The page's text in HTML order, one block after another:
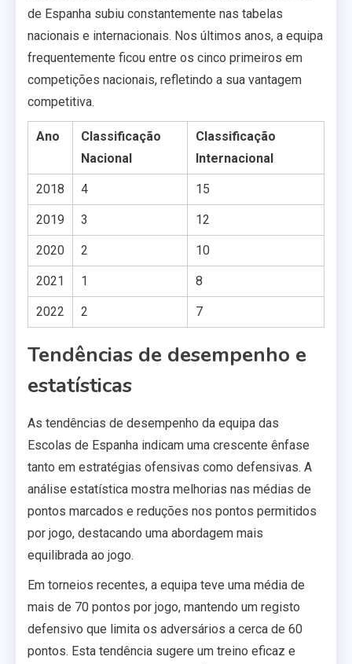
de Espanha subiu constantemente nas tabelas
nacionais e internacionais. Nos últimos anos, a equipa
frequentemente ficou entre os cinco primeiros em
competições nacionais, refletindo a sua vantagem
competitiva.
Ano
Classificação
Nacional
Classificação
Internacional
2018 4 15
2019 3 12
2020 2 10
2021 1 8
2022 2 7
Tendências de desempenho e
estatísticas
As tendências de desempenho da equipa das
Escolas de Espanha indicam uma crescente ênfase
tanto em estratégias ofensivas como defensivas. A
análise estatística mostra melhorias nas médias de
pontos marcados e reduções nos pontos permitidos
por jogo, destacando uma abordagem mais
equilibrada ao jogo.
Em torneios recentes, a equipa teve uma média de
mais de 70 pontos por jogo, mantendo um registo
defensivo que limita os adversários a cerca de 60
pontos. Esta tendência sugere um treino eficaz e